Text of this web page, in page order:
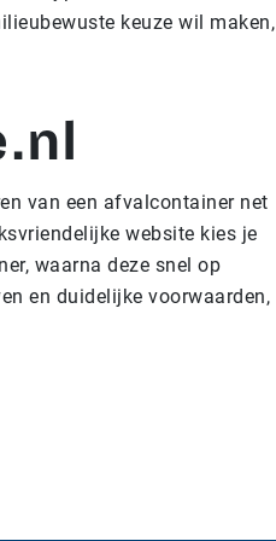
keuze wil maken,
van een afvalcontainer net
website kies je
waarna deze snel op
en duidelijke voorwaarden,